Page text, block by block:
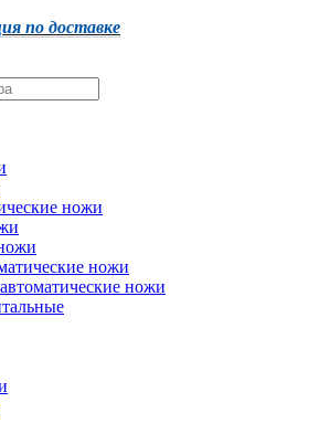
по доставке
ножи
ножи
ножи